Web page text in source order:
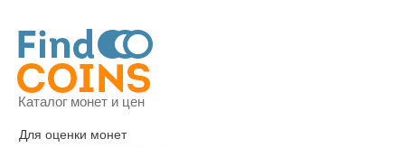
Каталог монет и цен
Для оценки монет